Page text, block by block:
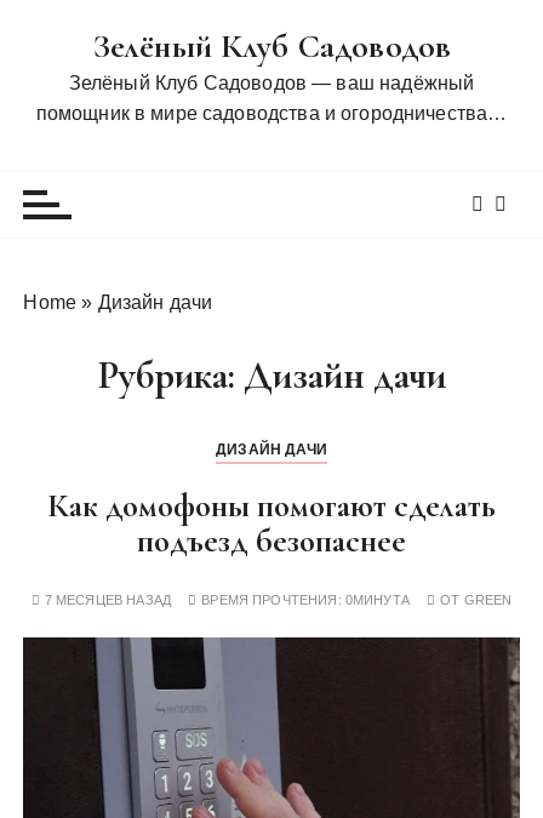
Зелёный Клуб Садоводов
Зелёный Клуб Садоводов — ваш надёжный
помощник в мире садоводства и огородничества…
Home » Дизайн дачи
Рубрика: Дизайн дачи
ДИЗАЙН ДАЧИ
Как домофоны помогают сделать
подъезд безопаснее
7 МЕСЯЦЕВ НАЗАД ВРЕМЯ ПРОЧТЕНИЯ: 0МИНУТА ОТ GREEN